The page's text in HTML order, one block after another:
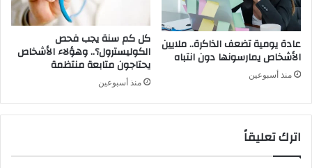
عادة يومية تضعف الذاكرة.. ملايين
الأشخاص يمارسونها دون انتباه
منذ أسبوعين
كل كم سنة يجب فحص
الكوليسترول؟.. وهؤلاء الأشخاص
يحتاجون متابعة منتظمة
منذ أسبوعين
اترك تعليقاً